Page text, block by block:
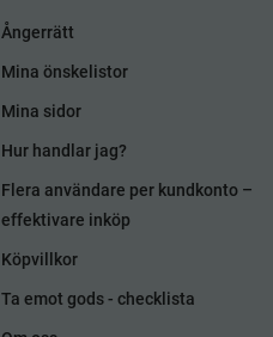
Ångerrätt
Mina önskelistor
Mina sidor
Hur handlar jag?
Flera användare per kundkonto –
effektivare inköp
Köpvillkor
Ta emot gods - checklista